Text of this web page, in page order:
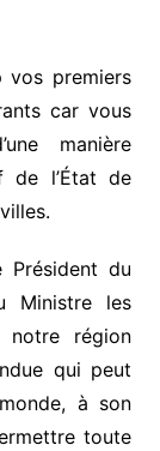
vos premiers
car vous
manière
de l’État de
Président du
Ministre les
notre région
qui peut
à son
toute